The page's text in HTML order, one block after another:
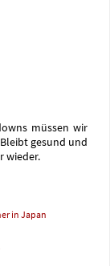
müssen wir
gesund und
wieder.
in Japan